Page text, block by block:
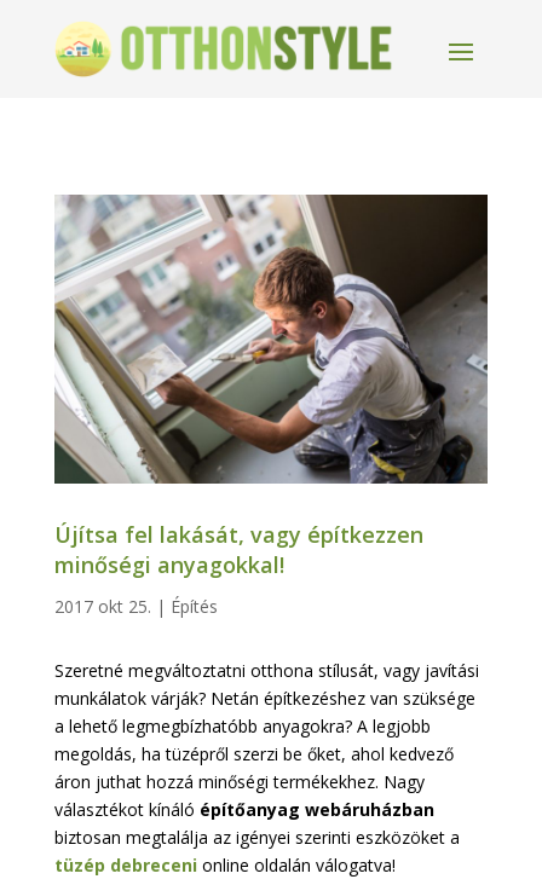
Újítsa fel lakását, vagy építkezzen
minőségi anyagokkal!
2017 okt 25. | Építés
Szeretné megváltoztatni otthona stílusát, vagy javítási
munkálatok várják? Netán építkezéshez van szüksége
a lehető legmegbízhatóbb anyagokra? A legjobb
megoldás, ha tüzépről szerzi be őket, ahol kedvező
áron juthat hozzá minőségi termékekhez. Nagy
választékot kínáló építőanyag webáruházban
biztosan megtalálja az igényei szerinti eszközöket a
tüzép debrecenionline oldalán válogatva!